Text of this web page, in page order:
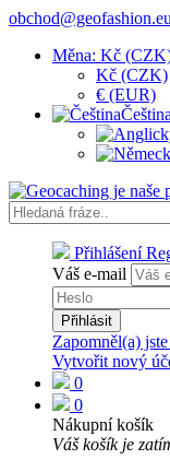
obchod@geofashion.eu
Měna: Kč
Kč (CZK)
€ (EUR)
Čeština
Přihlášení
Váš e-mail
Přihlásit
Zapomněl(a)
Vytvořit nový
0
0
Nákupní košík
Váš košík je